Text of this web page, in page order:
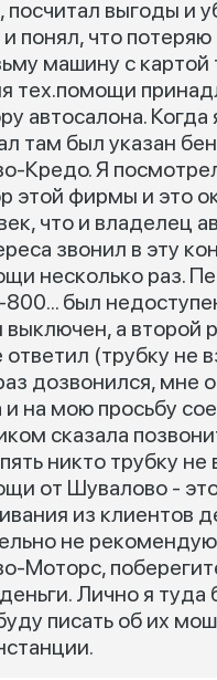
посчитал выгоды и
понял, что
машину с
тех.помощи
автосалона. Когда
там был указан
Кредо. Я
этой фирмы и это
что и владелец
звонил в эту
несколько раз.
был
а второй
ответил (трубку не
дозвонился, мне
на мою просьбу
сказала
никто трубку не
от Шувалово -
из клиентов
не
Моторс,
Лично я туда
писать об их